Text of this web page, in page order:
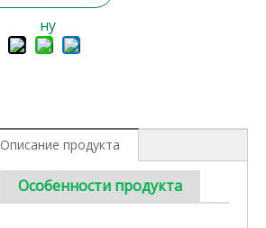
ну
Описание продукта
Особенности продукта